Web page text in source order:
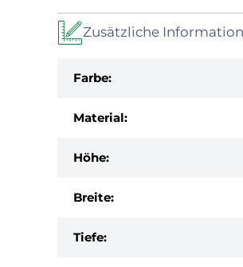
Zusätzliche
Farbe:
Material:
Höhe:
Breite:
Tiefe: